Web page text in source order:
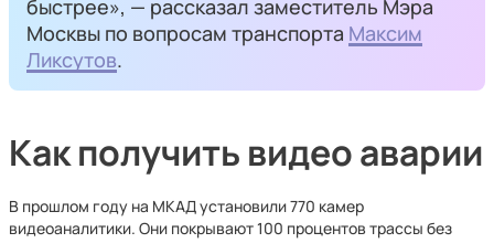
быстрее», — рассказал заместитель Мэра
Москвы по вопросам транспорта Максим
Ликсутов.
Как получить видео аварии
В прошлом году на МКАД установили 770 камер
видеоаналитики. Они покрывают 100 процентов трассы без